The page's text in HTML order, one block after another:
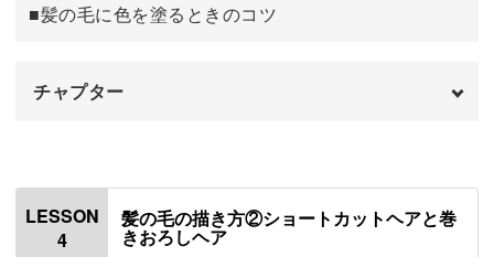
ゆるいタッチで描くイラストを楽しんでみませんか？
■髪の毛に色を塗るときのコツ
チャプター
はじめに
使用道具
LESSON
4
髪の毛の描き方②ショートカットヘアと巻
きおろしヘア